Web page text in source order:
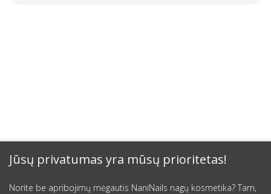
Jūsų privatumas yra mūsų prioritetas!
Norite be apribojimų mėgautis NaniNails nagų kosmetika? Tam,